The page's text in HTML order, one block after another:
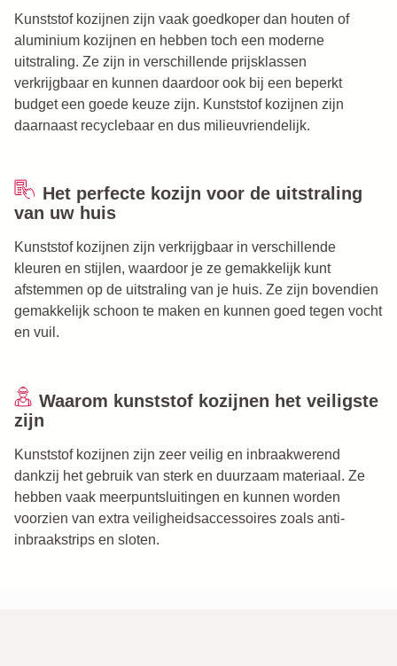
Kunststof kozijnen zijn vaak goedkoper dan houten of
aluminium kozijnen en hebben toch een moderne
uitstraling. Ze zijn in verschillende prijsklassen
verkrijgbaar en kunnen daardoor ook bij een beperkt
budget een goede keuze zijn. Kunststof kozijnen zijn
daarnaast recyclebaar en dus milieuvriendelijk.
Het perfecte kozijn voor de uitstraling
van uw huis
Kunststof kozijnen zijn verkrijgbaar in verschillende
kleuren en stijlen, waardoor je ze gemakkelijk kunt
afstemmen op de uitstraling van je huis. Ze zijn bovendien
gemakkelijk schoon te maken en kunnen goed tegen vocht
en vuil.
Waarom kunststof kozijnen het veiligste
zijn
Kunststof kozijnen zijn zeer veilig en inbraakwerend
dankzij het gebruik van sterk en duurzaam materiaal. Ze
hebben vaak meerpuntsluitingen en kunnen worden
voorzien van extra veiligheidsaccessoires zoals anti-
inbraakstrips en sloten.